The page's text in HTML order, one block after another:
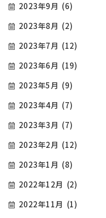
2023年9月 (6)
2023年8月 (2)
2023年7月 (12)
2023年6月 (19)
2023年5月 (9)
2023年4月 (7)
2023年3月 (7)
2023年2月 (12)
2023年1月 (8)
2022年12月 (2)
2022年11月 (1)